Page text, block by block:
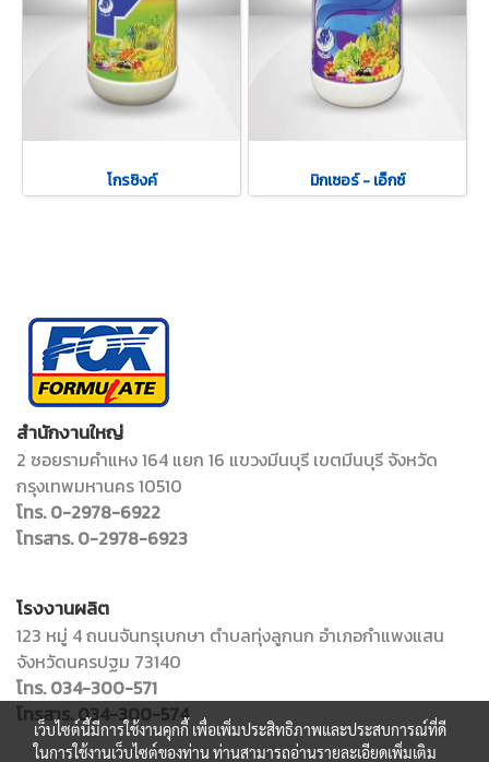
โกรซิงค์ มิกเซอร์ - เอ็กซ์
สำนักงานใหญ่
2 ซอยรามคำแหง 164 แยก 16 แขวงมีนบุรี เขตมีนบุรี จังหวัด
กรุงเทพมหานคร 10510
โทร. 0-2978-6922
โทรสาร. 0-2978-6923
โรงงานผลิต
123 หมู่ 4 ถนนจันทรุเบกษา ตำบลทุ่งลูกนก อำเภอกำแพงแสน
จังหวัดนครปฐม 73140
โทร. 034-300-571
โทรสาร. 034-300-574
เว็บไซต์นี้มีการใช้งานคุกกี้ เพื่อเพิ่มประสิทธิภาพและประสบการณ์ที่ดี
ในการใช้งานเว็บไซต์ของท่าน ท่านสามารถอ่านรายละเอียดเพิ่มเติม